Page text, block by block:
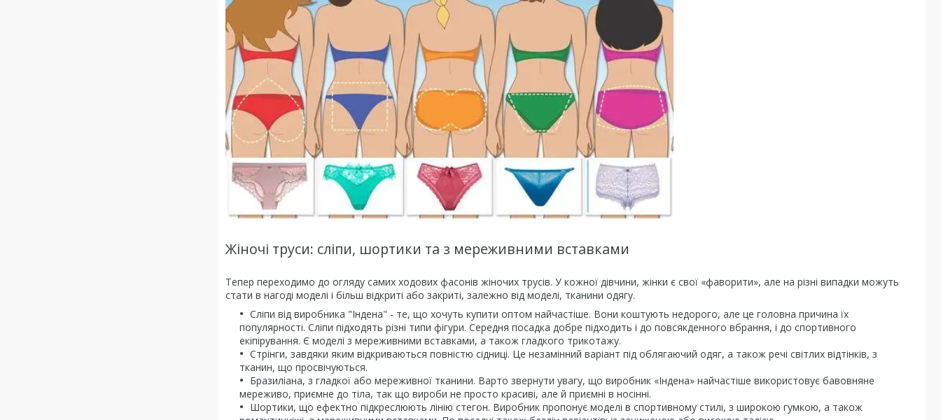
Жіночі труси: сліпи, шортики та з мереживними вставками
Тепер переходимо до огляду самих ходових фасонів жіночих трусів. У кожної дівчини, жінки є свої «фаворити», але на різні випадки можуть
стати в нагоді моделі і більш відкриті або закриті, залежно від моделі, тканини одягу.
Сліпи від виробника "Індена" - те, що хочуть купити оптом найчастіше. Вони коштують недорого, але це головна причина їх
популярності. Сліпи підходять різні типи фігури. Середня посадка добре підходить і до повсякденного вбрання, і до спортивного
екіпірування. Є моделі з мереживними вставками, а також гладкого трикотажу.
Стрінги, завдяки яким відкриваються повністю сідниці. Це незамінний варіант під облягаючий одяг, а також речі світлих відтінків, з
тканин, що просвічуються.
Бразиліана, з гладкої або мереживної тканини. Варто звернути увагу, що виробник «Індена» найчастіше використовує бавовняне
мереживо, приємне до тіла, так що вироби не просто красиві, але й приємні в носінні.
Шортики, що ефектно підкреслюють лінію стегон. Виробник пропонує моделі в спортивному стилі, з широкою гумкою, а також